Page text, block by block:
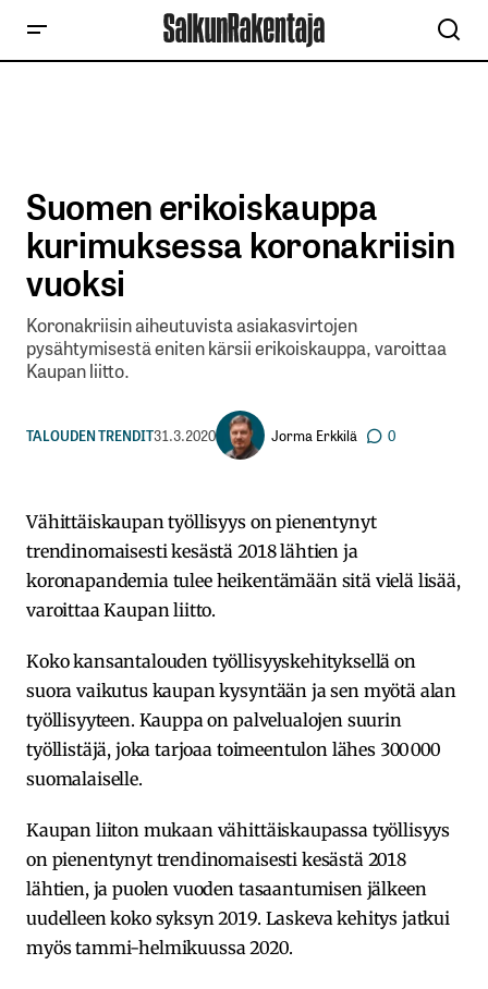
Suomen erikoiskauppa
kurimuksessa koronakriisin
vuoksi
Koronakriisin aiheutuvista asiakasvirtojen
pysähtymisestä eniten kärsii erikoiskauppa, varoittaa
Kaupan liitto.
TALOUDEN TRENDIT31.3.2020 Jorma Erkkilä 0
Vähittäiskaupan työllisyys on pienentynyt
trendinomaisesti kesästä 2018 lähtien ja
koronapandemia tulee heikentämään sitä vielä lisää,
varoittaa Kaupan liitto.
Koko kansantalouden työllisyyskehityksellä on
suora vaikutus kaupan kysyntään ja sen myötä alan
työllisyyteen. Kauppa on palvelualojen suurin
työllistäjä, joka tarjoaa toimeentulon lähes 300 000
suomalaiselle.
Kaupan liiton mukaan vähittäiskaupassa työllisyys
on pienentynyt trendinomaisesti kesästä 2018
lähtien, ja puolen vuoden tasaantumisen jälkeen
uudelleen koko syksyn 2019. Laskeva kehitys jatkui
myös tammi-helmikuussa 2020.